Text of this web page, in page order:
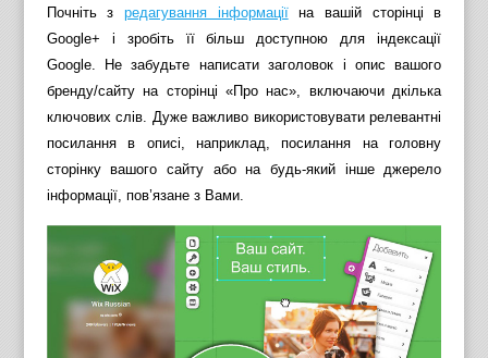
Почніть з редагування інформаціїна вашій сторінці в
Google+ і зробіть її більш доступною для індексації
Google. Не забудьте написати заголовок і опис вашого
бренду/сайту на сторінці «Про нас», включаючи дкілька
ключових слів. Дуже важливо використовувати релевантні
посилання в описі, наприклад, посилання на головну
сторінку вашого сайту або на будь-який інше джерело
інформації, пов’язане з Вами.